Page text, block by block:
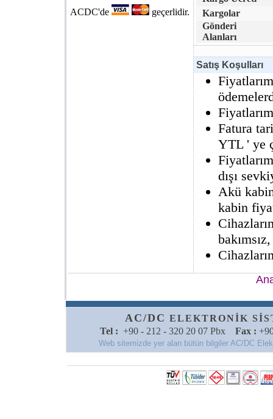
SAFETECHS3.3
SerisiKesintisiz Güç
ACDC'de geçerlidir.
Kargolar
Gönderi
Alanları
Satış Koşulları
Fatura
YTL ' ye
dışı
Akü
kabin
AC/DC ELEKTRONİK
Tel : +90 - 212 - 320 20 07 Pbx Fax :
Web sitemizde yer alan bütün bilgiler AC/DC